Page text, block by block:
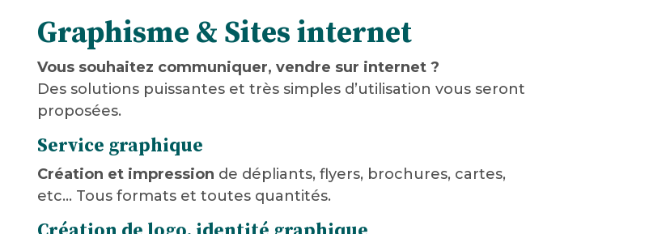
Graphisme & Sites internet
Vous souhaitez communiquer, vendre sur internet ?
Des solutions puissantes et très simples d’utilisation vous seront
proposées.
Service graphique
Création et impression de dépliants, flyers, brochures, cartes,
etc… Tous formats et toutes quantités.